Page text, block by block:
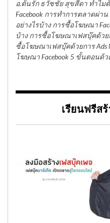
อ.ต้นรัก ธวัชชัย สุขสีดา ทำไม
Facebook การทำการตลาดผ่าน
อย่างไรบ้าง การซื้อโฆษณา
บ้าง การซื้อโฆษณาเฟสบุ๊คด้วยก
ซื้อโฆษณาเฟสบุ๊คด้วยการ Ads
โฆษณา Facebook 5 ขั้นตอนด้ว
เรียนฟรีส